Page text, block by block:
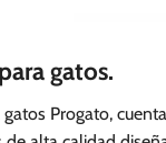
gatos.
Progato,